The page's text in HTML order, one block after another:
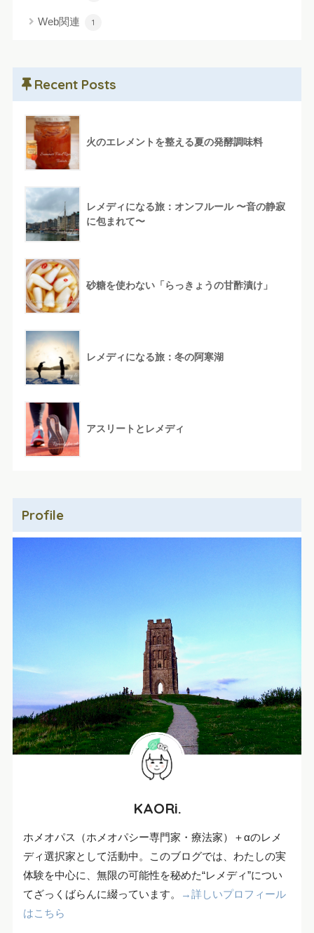
Web関連 1
Recent Posts
火のエレメントを整える夏の発酵調味料
レメディになる旅：オンフルール 〜音の静寂
に包まれて〜
砂糖を使わない「らっきょうの甘酢漬け」
レメディになる旅：冬の阿寒湖
アスリートとレメディ
Profile
KAORi.
ホメオパス（ホメオパシー専門家・療法家）＋αのレメ
ディ選択家として活動中。このブログでは、わたしの実
体験を中心に、無限の可能性を秘めた“レメディ”につい
てざっくばらんに綴っています。
→詳しいプロフィール
はこちら